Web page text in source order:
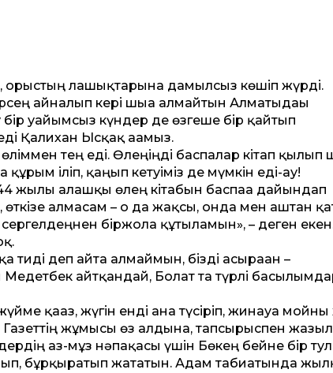
орыстың лашықтарына дамылсыз көшіп жүрді.
айналып кері шыға алмайтын Алматыдағы
уайымсыз күндер де өзгеше бір қайтып
Қалихан Ысқақ ағамыз.
тең еді. Өлеңіңді баспалар кітап қылып
іліп, қаңғып кетуіміз де мүмкін еді-ау!
жылы алғашқы өлең кітабын баспаға дайындап
алмасам – о да жақсы, онда мен аштан
біржола құтыламын», – деген
деп айта алмаймын, бізді асыраған –
Медетбек айтқандай, Болат та түрлі
қағаз, жүгін енді ғана түсіріп, жинауға
жұмысы өз алдына, тапсырыспен
аз-мұз нәпақасы үшін Бөкең бейне бір
бұрқыратып жататын. Адам табиғатында